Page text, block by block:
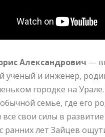
Александрович —
ученый и инженер,
городке на
семье, где его
все свои силы в
ранних лет Зайцев